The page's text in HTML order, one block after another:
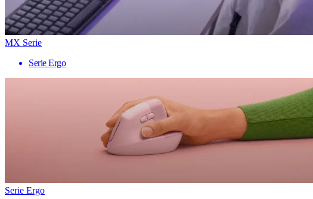
MX Serie
Serie Ergo
Serie Ergo